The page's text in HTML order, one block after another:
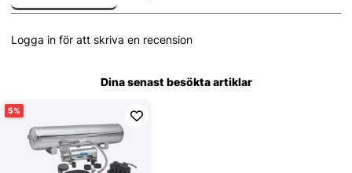
Logga in för att skriva en recension
Dina senast besökta artiklar
5